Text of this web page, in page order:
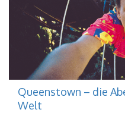
Queenstown – die
Welt